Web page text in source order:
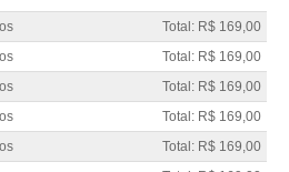
Total: R$ 169,00
Total: R$ 169,00
Total: R$ 169,00
Total: R$ 169,00
Total: R$ 169,00